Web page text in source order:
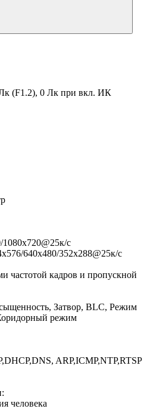
(F1.2), 0 Лк при вкл. ИК
с
640х480/352х288@25к/с
частотой кадров и пропускной
Затвор, BLC, Режим
режим
ARP,ICMP,NTP,RTSP
человека